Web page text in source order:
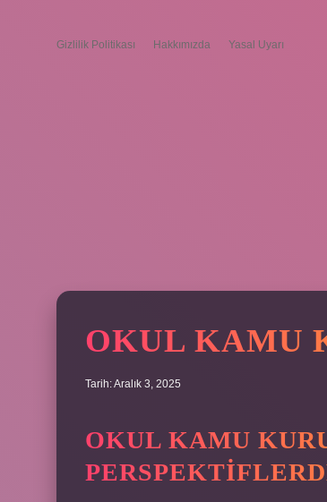
Gizlilik Politikası Hakkımızda Yasal Uyarı
OKUL KAMU
Tarih: Aralık 3, 2025
OKUL KAMU